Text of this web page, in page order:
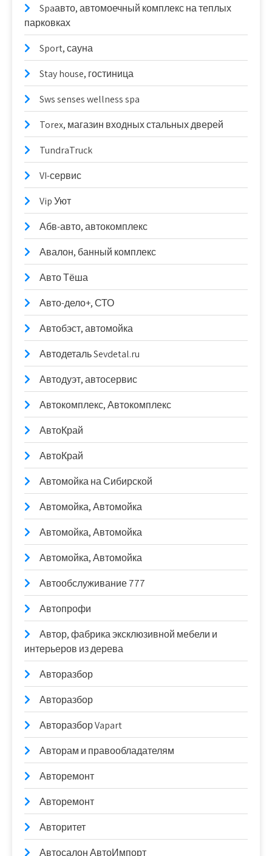
Spaавто, автомоечный комплекс на теплых
парковках
Sport, сауна
Stay house, гостиница
Sws senses wellness spa
Torex, магазин входных стальных дверей
TundraTruck
VI-сервис
Vip Уют
Абв-авто, автокомплекс
Авалон, банный комплекс
Авто Тёша
Авто-дело+, СТО
Автобэст, автомойка
Автодеталь Sevdetal.ru
Автодуэт, автосервис
Автокомплекс, Автокомплекс
АвтоКрай
АвтоКрай
Автомойка на Сибирской
Автомойка, Автомойка
Автомойка, Автомойка
Автомойка, Автомойка
Автообслуживание 777
Автопрофи
Автор, фабрика эксклюзивной мебели и
интерьеров из дерева
Авторазбор
Авторазбор
Авторазбор Vapart
Авторам и правообладателям
Авторемонт
Авторемонт
Авторитет
Автосалон АвтоИмпорт